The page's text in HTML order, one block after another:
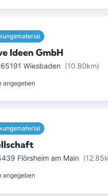
Ideen GmbH
65191 Wiesbaden (10.80km)
angegeben
Flörsheim am Main
angegeben